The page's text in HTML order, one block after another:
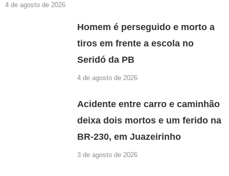
4 de agosto de 2026
Homem é perseguido e morto a
tiros em frente a escola no
Seridó da PB
4 de agosto de 2026
Acidente entre carro e caminhão
deixa dois mortos e um ferido na
BR-230, em Juazeirinho
3 de agosto de 2026